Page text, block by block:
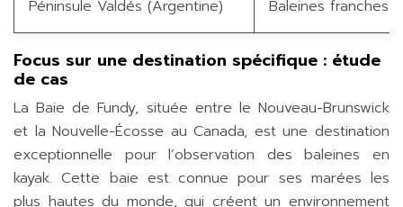
Péninsule Valdés (Argentine) Baleines franches
Focus sur une destination spécifique : étude
de cas
La Baie de Fundy, située entre le Nouveau-Brunswick
et la Nouvelle-Écosse au Canada, est une destination
exceptionnelle pour l’observation des baleines en
kayak. Cette baie est connue pour ses marées les
plus hautes du monde, qui créent un environnement